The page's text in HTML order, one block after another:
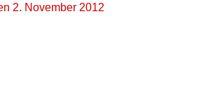
2. November 2012